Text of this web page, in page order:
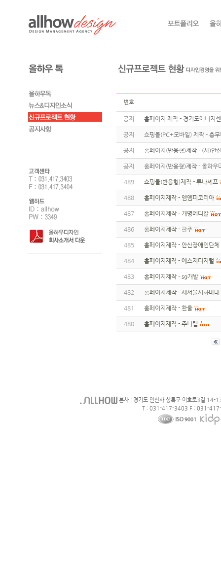
번호
공지 홈페이지 제작 - 경기도에너지
공지 쇼핑몰(PC+모바일) 제작 - 총
공지 홈페이지(반응형)제작 - (사)안
공지 홈페이지(반응형)제작 - 올하우
489 쇼핑몰(반응형)제작 - 튜나셰프
488 홈페이지제작 - 엠엠피코리아
487 홈페이지제작 - 개명메디칼
486 홈페이지제작 - 한주
485 홈페이지제작 - 안산장애인단체
484 홈페이지제작 - 에스지디지털
483 홈페이지제작 - sg개발
482 홈페이지제작 - 새서울시화마대
481 홈페이지제작 - 한울
480 홈페이지제작 - 주니랩
본사 : 경기도 안산사 상록구 이호로3길 14-
T : 031-417-3403 F : 031-